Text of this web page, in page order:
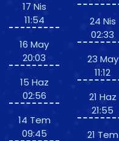
17 Nis
11:54
16 May
20:03
15 Haz
02:56
14 Tem
09:45
24 Nis
02:33
23 May
11:12
21 Haz
21:55
21 Tem